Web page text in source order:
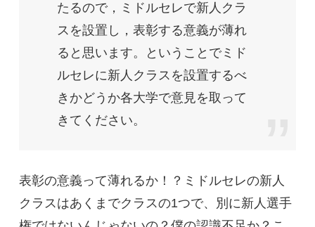
たるので，ミドルセレで新人クラ
スを設置し，表彰する意義が薄れ
ると思います。ということでミド
ルセレに新人クラスを設置するべ
きかどうか各大学で意見を取って
きてください。
表彰の意義って薄れるか！？ミドルセレの新人
クラスはあくまでクラスの1つで、別に新人選手